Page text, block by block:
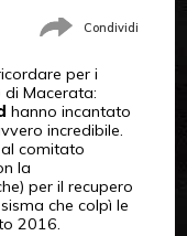
Condividi
per i
di Macerata:
hanno incantato
incredibile.
comitato
la
per il recupero
che colpì le
2016.